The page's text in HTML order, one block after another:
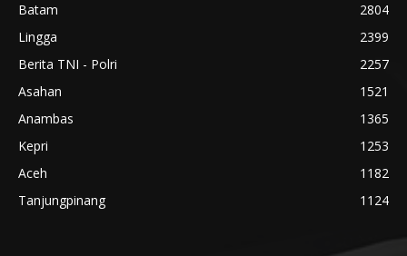
Batam
2804
Lingga
2399
Berita TNI - Polri
2257
Asahan
1521
Anambas
1365
Kepri
1253
Aceh
1182
Tanjungpinang
1124